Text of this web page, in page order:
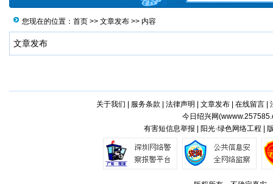
您现在的位置： 首页 >> 文章发布 >> 内容
文章发布
关于我们 服务条款 法律声明 文章发布| 在线留言|
今日绍兴网(
有害短信息举报 | 阳光·绿色网络工程 |